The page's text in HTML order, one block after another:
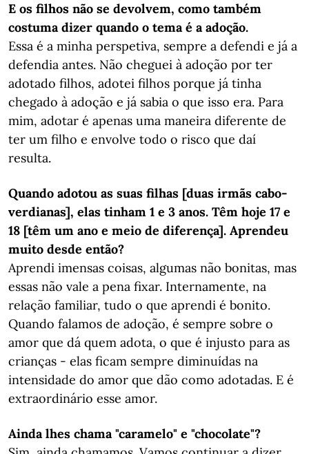
E os filhos não se devolvem, como também
costuma dizer quando o tema é a adoção.
​​​​​​​Essa é a minha perspetiva, sempre a defendi e já a
defendia antes. Não cheguei à adoção por ter
adotado filhos, adotei filhos porque já tinha
chegado à adoção e já sabia o que isso era. Para
mim, adotar é apenas uma maneira diferente de
ter um filho e envolve todo o risco que daí
resulta.
Quando adotou as suas filhas [duas irmãs cabo-
verdianas], elas tinham 1 e 3 anos. Têm hoje 17 e
18 [têm um ano e meio de diferença]. Aprendeu
muito desde então?
Aprendi imensas coisas, algumas não bonitas, mas
essas não vale a pena fixar. Internamente, na
relação familiar, tudo o que aprendi é bonito.
Quando falamos de adoção, é sempre sobre o
amor que dá quem adota, o que é injusto para as
crianças - elas ficam sempre diminuídas na
intensidade do amor que dão como adotadas. E é
extraordinário esse amor.
Ainda lhes chama "caramelo" e "chocolate"?